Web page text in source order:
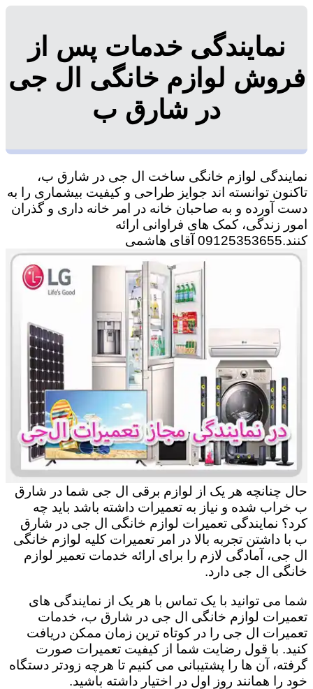
نمایندگی خدمات پس از
فروش لوازم خانگی ال جی
در شارق ب
نمایندگی لوازم خانگی ساخت ال جی در شارق ب،
تاکنون توانسته اند جوایز طراحی و کیفیت بیشماری را به
دست آورده و به صاحبان خانه در امر خانه داری و گذران
امور زندگی، کمک های فراوانی ارائه
کنند.09125353655 آقای هاشمی
حال چنانچه هر یک از لوازم برقی ال جی شما در شارق
ب خراب شده و نیاز به تعمیرات داشته باشد باید چه
کرد؟ نمایندگی تعمیرات لوازم خانگی ال جی در شارق
ب با داشتن تجربه بالا در امر تعمیرات کلیه لوازم خانگی
ال جی، آمادگی لازم را برای ارائه خدمات تعمیر لوازم
خانگی ال جی دارد.
شما می توانید با یک تماس با هر یک از نمایندگی های
تعمیرات لوازم خانگی ال جی در شارق ب، خدمات
تعمیرات ال جی را در کوتاه ترین زمان ممکن دریافت
کنید. با قول رضایت شما از کیفیت تعمیرات صورت
گرفته، آن ها را پشتیبانی می کنیم تا هرچه زودتر دستگاه
خود را همانند روز اول در اختیار داشته باشید.